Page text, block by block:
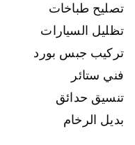
تصليح طباخات
تظليل السيارات
تركيب جبس بورد
فني ستائر
تنسيق حدائق
بديل الرخام